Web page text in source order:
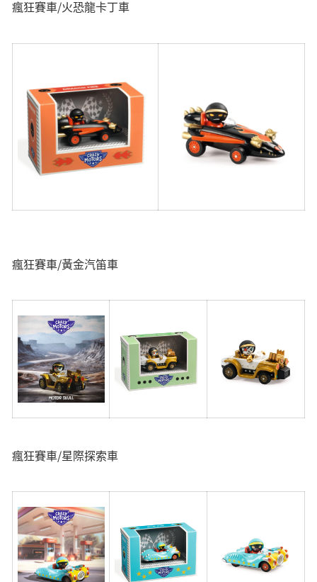
瘋狂賽車/火恐龍卡丁車
瘋狂賽車/黃金汽笛車
瘋狂賽車/星際探索車